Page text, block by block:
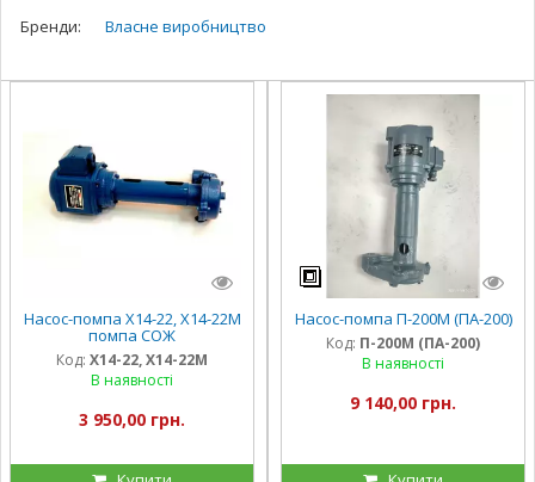
Бренди: Власне виробництво
Насос-помпа Х14-22, Х14-22М
помпа СОЖ
Код: Х14-22, Х14-22М
В наявності
3 950,00 грн.
Насос-помпа П-200М (ПА-200)
Код: П-200М (ПА-200)
В наявності
9 140,00 грн.